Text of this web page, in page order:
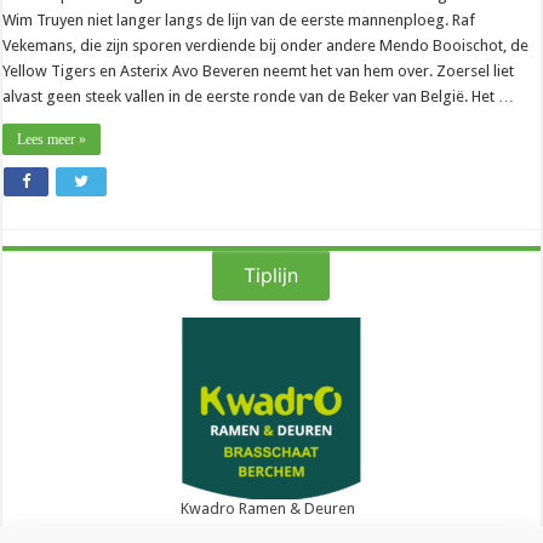
Wim Truyen niet langer langs de lijn van de eerste mannenploeg. Raf
Vekemans, die zijn sporen verdiende bij onder andere Mendo Booischot, de
Yellow Tigers en Asterix Avo Beveren neemt het van hem over. Zoersel liet
alvast geen steek vallen in de eerste ronde van de Beker van België. Het …
Lees meer »
Tiplijn
Kwadro Ramen & Deuren